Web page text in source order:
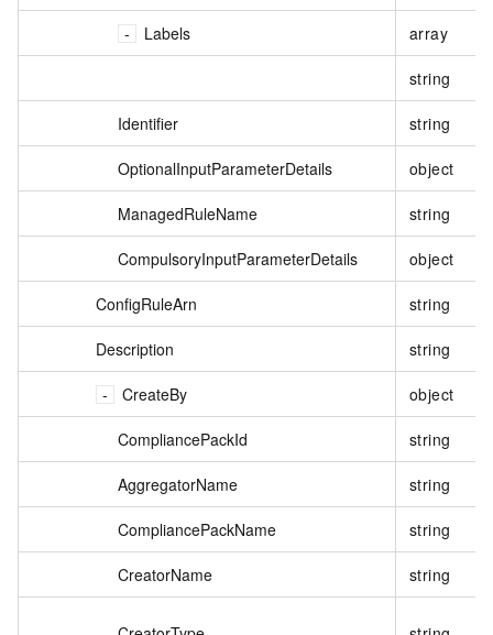
Labels array
string
Identifier string
OptionalInputParameterDetails object
ManagedRuleName string
CompulsoryInputParameterDetails object
ConfigRuleArn string
Description string
CreateBy object
CompliancePackId string
AggregatorName string
CompliancePackName string
CreatorName string